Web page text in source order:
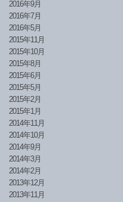
2016年9月
2016年7月
2016年5月
2015年11月
2015年10月
2015年8月
2015年6月
2015年5月
2015年2月
2015年1月
2014年11月
2014年10月
2014年9月
2014年3月
2014年2月
2013年12月
2013年11月